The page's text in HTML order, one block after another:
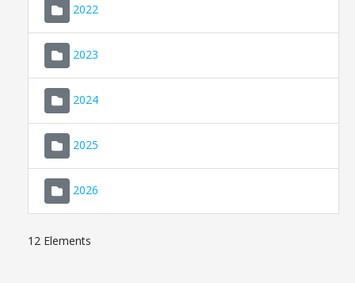
2022
2023
2024
2025
2026
12 Elements